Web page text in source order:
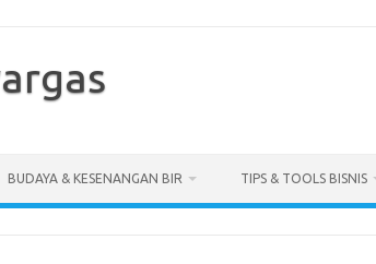
BUDAYA & KESENANGAN BIR TIPS & TOOLS BISNIS